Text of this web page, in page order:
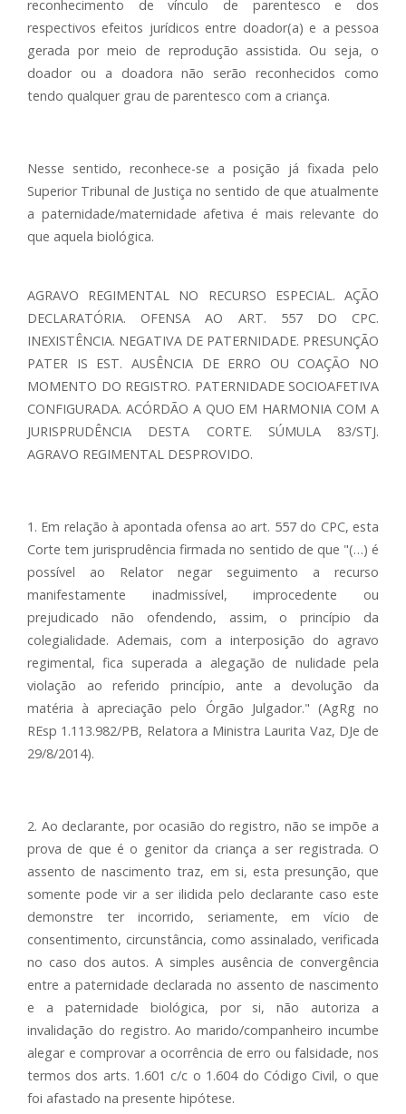
reconhecimento de vínculo de parentesco e dos
respectivos efeitos jurídicos entre doador(a) e a pessoa
gerada por meio de reprodução assistida. Ou seja, o
doador ou a doadora não serão reconhecidos como
tendo qualquer grau de parentesco com a criança.
Nesse sentido, reconhece-se a posição já fixada pelo
Superior Tribunal de Justiça no sentido de que atualmente
a paternidade/maternidade afetiva é mais relevante do
que aquela biológica.
AGRAVO REGIMENTAL NO RECURSO ESPECIAL. AÇÃO
DECLARATÓRIA. OFENSA AO ART. 557 DO CPC.
INEXISTÊNCIA. NEGATIVA DE PATERNIDADE. PRESUNÇÃO
PATER IS EST. AUSÊNCIA DE ERRO OU COAÇÃO NO
MOMENTO DO REGISTRO. PATERNIDADE SOCIOAFETIVA
CONFIGURADA. ACÓRDÃO A QUO EM HARMONIA COM A
JURISPRUDÊNCIA DESTA CORTE. SÚMULA 83/STJ.
AGRAVO REGIMENTAL DESPROVIDO.
1. Em relação à apontada ofensa ao art. 557 do CPC, esta
Corte tem jurisprudência firmada no sentido de que "(…) é
possível ao Relator negar seguimento a recurso
manifestamente inadmissível, improcedente ou
prejudicado não ofendendo, assim, o princípio da
colegialidade. Ademais, com a interposição do agravo
regimental, fica superada a alegação de nulidade pela
violação ao referido princípio, ante a devolução da
matéria à apreciação pelo Órgão Julgador." (AgRg no
REsp 1.113.982/PB, Relatora a Ministra Laurita Vaz, DJe de
29/8/2014).
2. Ao declarante, por ocasião do registro, não se impõe a
prova de que é o genitor da criança a ser registrada. O
assento de nascimento traz, em si, esta presunção, que
somente pode vir a ser ilidida pelo declarante caso este
demonstre ter incorrido, seriamente, em vício de
consentimento, circunstância, como assinalado, verificada
no caso dos autos. A simples ausência de convergência
entre a paternidade declarada no assento de nascimento
e a paternidade biológica, por si, não autoriza a
invalidação do registro. Ao marido/companheiro incumbe
alegar e comprovar a ocorrência de erro ou falsidade, nos
termos dos arts. 1.601 c/c o 1.604 do Código Civil, o que
foi afastado na presente hipótese.